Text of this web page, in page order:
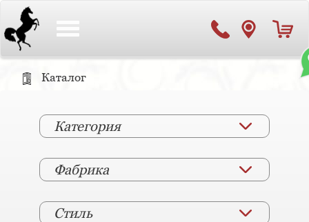
Каталог
Категория
Фабрика
Стиль